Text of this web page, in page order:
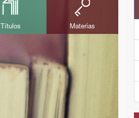
Títulos Materias